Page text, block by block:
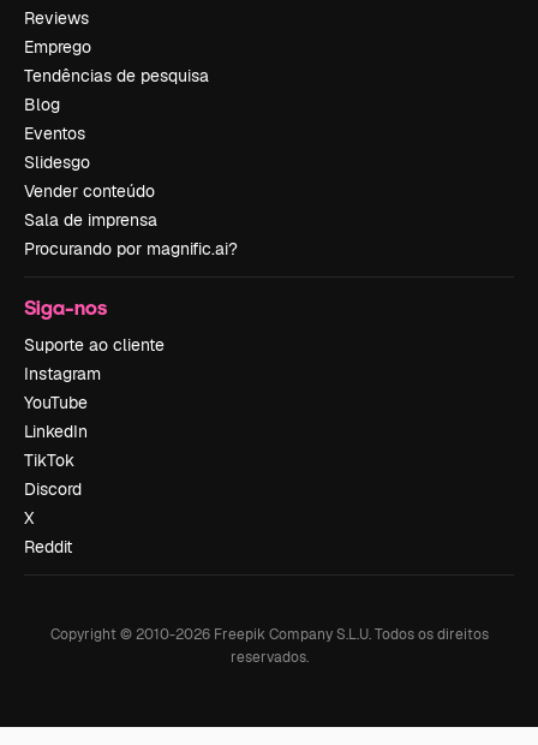
Reviews
Emprego
Tendências de pesquisa
Blog
Eventos
Slidesgo
Vender conteúdo
Sala de imprensa
Procurando por magnific.ai?
Siga-nos
Suporte ao cliente
Instagram
YouTube
LinkedIn
TikTok
Discord
X
Reddit
Copyright © 2010-2026Freepik Company S.L.U. Todos os direitos
reservados.